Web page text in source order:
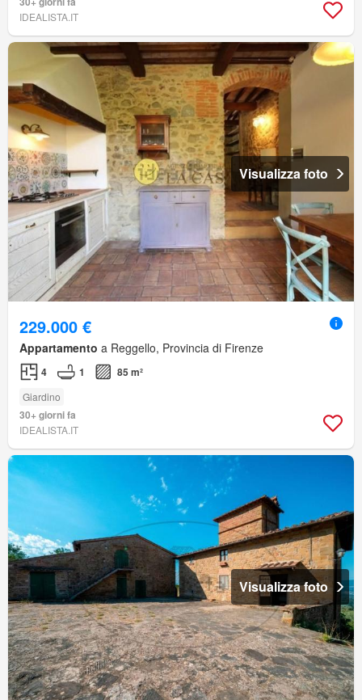
IDEALISTA.IT
Visualizza foto
229.000 €
Appartamento a Reggello, Provincia di Firenze
4 1 85 m²
Giardino
30+ giorni fa
IDEALISTA.IT
Visualizza foto